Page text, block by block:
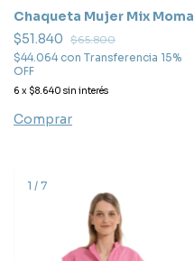
Chaqueta Mujer Mix Moma
$51.840
$65.800
$44.064 con Transferencia 15%
OFF
6 x $8.640 sin interés
Comprar
1 / 7